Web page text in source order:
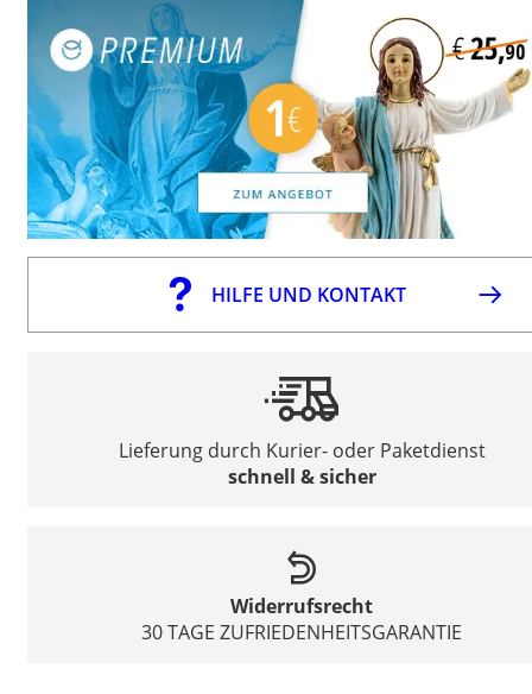
HILFE UND KONTAKT
Lieferung durch Kurier- oder Paketdienst
schnell & sicher
Widerrufsrecht
30 TAGE ZUFRIEDENHEITSGARANTIE